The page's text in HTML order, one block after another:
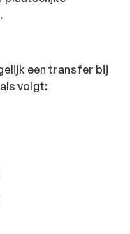
een transfer bij
volgt: